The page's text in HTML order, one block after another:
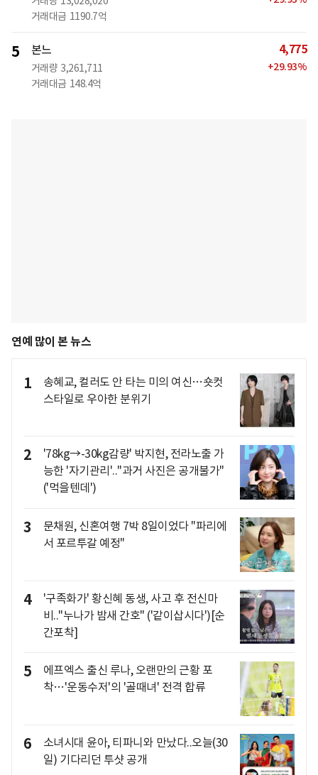
거래대금 1190.7억
5 본느
거래량 3,261,711
거래대금 148.4억
4,775
+29.93%
연예 많이 본 뉴스
1
송혜교, 컬러도 안 타는 미의 여신…숏컷
스타일로 우아한 분위기
2
'78kg→-30kg감량' 박지현, 전라노출 가
능한 '자기관리'.."과거 사진은 공개불가"
('먹을텐데')
3
문채원, 신혼여행 7박 8일이었다 "파리에
서 포르투갈 예정"
4
'구족화가' 황신혜 동생, 사고 후 전신마
비.."누나가 밤새 간호" ('같이삽시다')[순
간포착]
5
에프엑스 출신 루나, 오랜만의 근황 포
착…'운동수저'의 '골때녀' 전격 합류
6
소녀시대 윤아, 티파니와 만났다..오늘(30
일) 기다리던 투샷 공개